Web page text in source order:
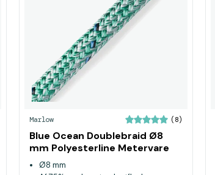
Marlow (8)
Blue Ocean Doublebraid Ø8
mm Polyesterline Metervare
Grøn
Ø8 mm